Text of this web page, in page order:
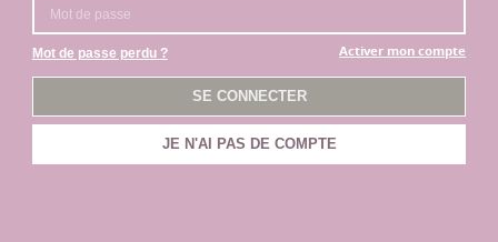
Mot de passe perdu ? Activer mon compte
SE CONNECTER
JE N'AI PAS DE COMPTE